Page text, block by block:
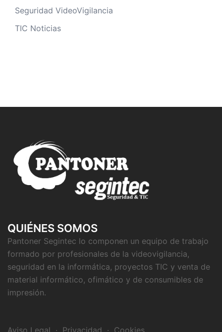
Seguridad VideoVigilancia
TIC Noticias
QUIÉNES SOMOS
Pantoner Segintec lo componen un equipo de trabajo
formado por profesionales de la videovigilancia,
seguridad en la informática, proyectos TIC y venta de
material informático, ofimático y de consumibles de
impresión.